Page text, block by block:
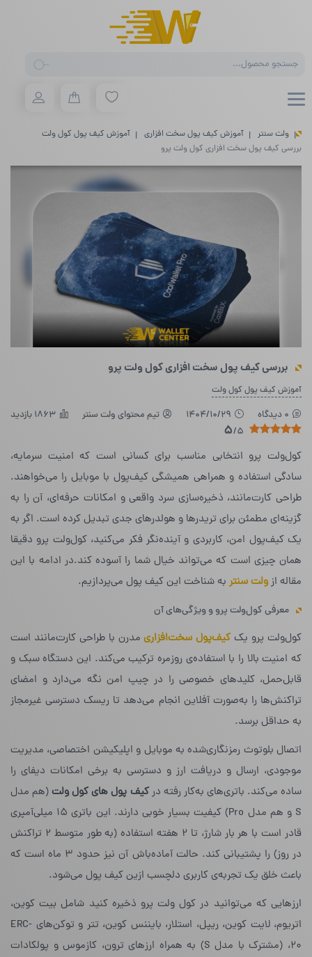
search
ولت سنتر آموزش کیف پول سخت افزاری
آموزش کیف پول کول ولت
بررسی کیف پول سخت افزاری کول ولت پرو
بررسی کیف پول سخت افزاری کول ولت پرو
آموزش کیف پول کول ولت
0 دیدگاه 1404/10/29 تیم محتوای ولت سنتر 1863 بازدید
5/5
کول‌ولت پرو انتخابی مناسب برای کسانی است که امنیت سرمایه،
سادگی استفاده و همراهی همیشگی کیف‌پول با موبایل را می‌خواهند.
طراحی کارت‌مانند، ذخیره‌سازی سرد واقعی و امکانات حرفه‌ای، آن را به
گزینه‌ای مطمئن برای تریدرها و هولدرهای جدی تبدیل کرده است. اگر به
یک کیف‌پول امن، کاربردی و آینده‌نگر فکر می‌کنید، کول‌ولت پرو دقیقا
همان چیزی است که می‌تواند خیال شما را آسوده کند.در ادامه با این
مقاله ازولت سنتر به شناخت این کیف پول می‌پردازیم.
معرفی کول‌ولت پرو و ویژگی‌های آن
کول‌ولت پرو یک کیف‌پول سخت‌افزاری مدرن با طراحی کارت‌مانند است
که امنیت بالا را با استفاده‌ی روزمره ترکیب می‌کند. این دستگاه سبک و
قابل‌حمل، کلیدهای خصوصی را در چیپ امن نگه می‌دارد و امضای
تراکنش‌ها را به‌صورت آفلاین انجام می‌دهد تا ریسک دسترسی غیرمجاز
به حداقل برسد.
اتصال بلوتوث رمزنگاری‌شده به موبایل و اپلیکیشن اختصاصی، مدیریت
موجودی، ارسال و دریافت ارز و دسترسی به برخی امکانات دیفای را
ساده می‌کند. باتری‌های به‌کار رفته درکیف پول هایکول ولت(هم مدل
S و هم مدل Pro) کیفیت بسیار خوبی دارند. این باتری ۱۵ میلی‌آمپری
قادر است با هر بار شارژ، تا ۲ هفته استفاده‌ (به طور متوسط ۲ تراکنش
در روز) را پشتیبانی کند. حالت آماده‌باش آن نیز حدود ۳ ماه است که
باعث خلق یک تجربه‌ی کاربری دلچسب ازین کیف پول می‌شود.
ارزهایی که می‌توانید در کول ولت پرو ذخیره کنید شامل بیت کوین،
اتریوم، لایت کوین، ریپل، استلار، بایننس کوین، تتر و توکن‌های ERC-
20، (مشترک با مدل S) به همراه ارزهای ترون، کازموس و پولکادات